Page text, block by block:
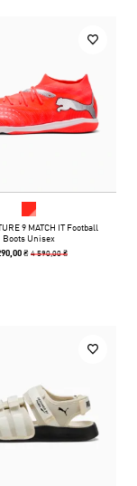
9 MATCH IT Football
Boots Unisex
₴4 590,00 ₴